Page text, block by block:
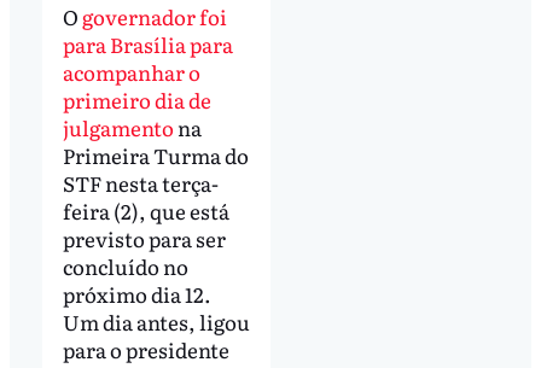
Ogovernador foi
para Brasília para
acompanhar o
primeiro dia de
julgamento na
Primeira Turma do
STF nesta terça-
feira (2), que está
previsto para ser
concluído no
próximo dia 12.
Um dia antes, ligou
para o presidente